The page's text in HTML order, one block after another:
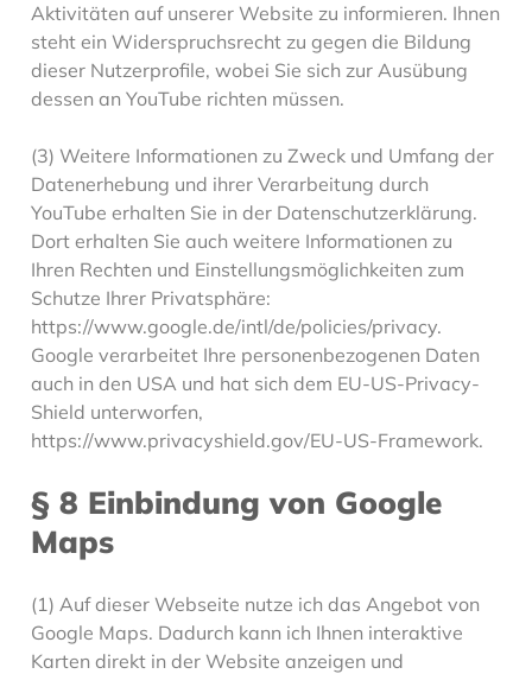
Aktivitäten auf unserer Website zu informieren. Ihnen
steht ein Widerspruchsrecht zu gegen die Bildung
dieser Nutzerprofile, wobei Sie sich zur Ausübung
dessen an YouTube richten müssen.
(3) Weitere Informationen zu Zweck und Umfang der
Datenerhebung und ihrer Verarbeitung durch
YouTube erhalten Sie in der Datenschutzerklärung.
Dort erhalten Sie auch weitere Informationen zu
Ihren Rechten und Einstellungsmöglichkeiten zum
Schutze Ihrer Privatsphäre:
https://www.google.de/intl/de/policies/privacy.
Google verarbeitet Ihre personenbezogenen Daten
auch in den USA und hat sich dem EU-US-Privacy-
Shield unterworfen,
https://www.privacyshield.gov/EU-US-Framework.
§ 8 Einbindung von Google
Maps
(1) Auf dieser Webseite nutze ich das Angebot von
Google Maps. Dadurch kann ich Ihnen interaktive
Karten direkt in der Website anzeigen und